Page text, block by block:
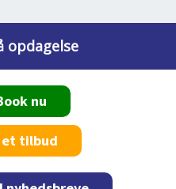
opdagelse
nu
et tilbud